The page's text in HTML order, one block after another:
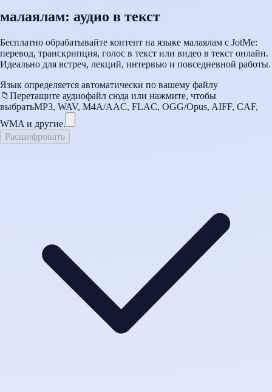
малаялам: аудио в текст
Бесплатно обрабатывайте контент на языке малаялам с JotMe:
перевод, транскрипция, голос в текст или видео в текст онлайн.
Идеально для встреч, лекций, интервью и повседневной работы.
Язык определяется автоматически по вашему файлу
📁 Перетащите аудиофайл сюда или нажмите, чтобы
выбратьMP3, WAV, M4A/AAC, FLAC, OGG/Opus, AIFF, CAF,
WMA и другие.
Расшифровать